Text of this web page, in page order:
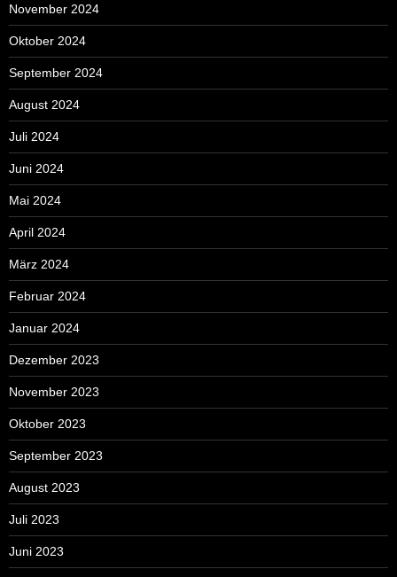
November 2024
Oktober 2024
September 2024
August 2024
Juli 2024
Juni 2024
Mai 2024
April 2024
März 2024
Februar 2024
Januar 2024
Dezember 2023
November 2023
Oktober 2023
September 2023
August 2023
Juli 2023
Juni 2023